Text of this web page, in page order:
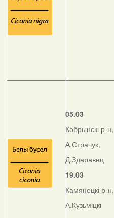
05.03
Кобрынскі р-н,
А.Страчук,
Д.Здаравец
19.03
Камянецкі р-н,
А.Кузьміцкі